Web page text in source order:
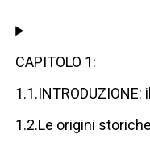
CAPITOLO 1:
1.2.Le origini